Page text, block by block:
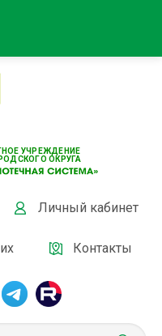
УЧРЕЖДЕНИЕ
ОКРУГА
Личный кабинет
Контакты